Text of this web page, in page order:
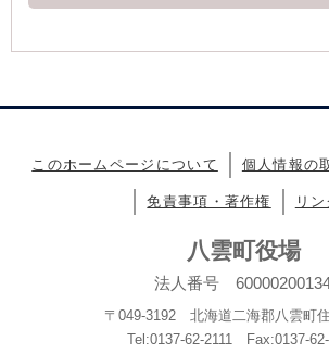
このホームページについて 個人情報の
免責事項・著作権 リン
八雲町役場
法人番号
〒049-3192 北海道二海郡八雲町
Tel:0137-62-2111 Fax:0137-